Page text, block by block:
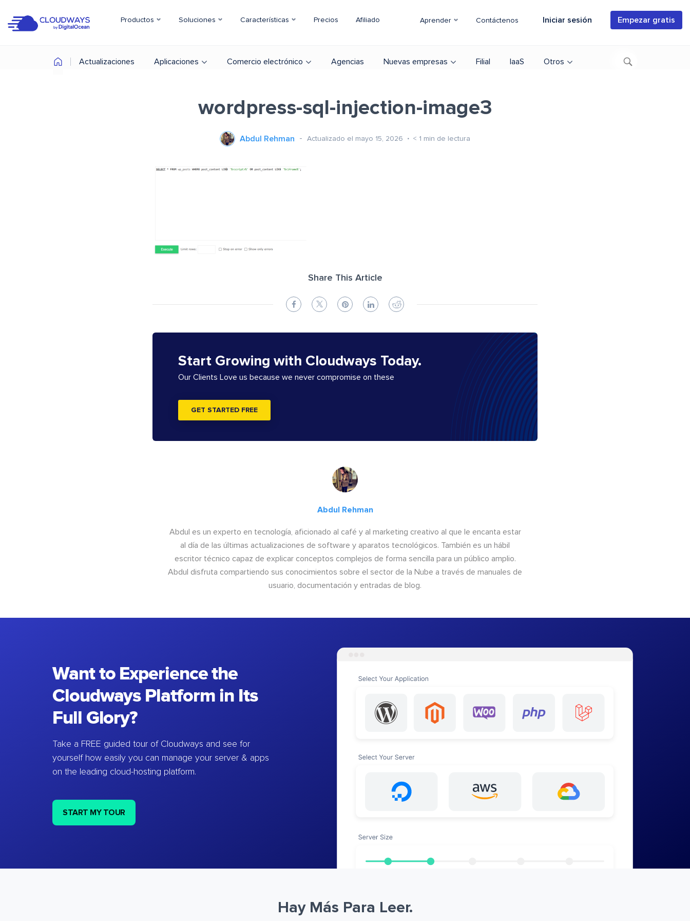
Productos Soluciones Características Precios Afiliado Aprender Contáctenos Iniciar sesión Empezar gratis
Actualizaciones Aplicaciones Comercio electrónico Agencias Nuevas empresas Filial IaaS Otros
wordpress-sql-injection-image3
Abdul Rehman Actualizado el mayo 15, 2026 < 1 min de lectura
Share This Article
Start Growing with Cloudways Today.
Our Clients Love us because we never compromise on these
GET STARTED FREE
Abdul Rehman
Abdul es un experto en tecnología, aficionado al café y al marketing creativo al que le encanta estar
al día de las últimas actualizaciones de software y aparatos tecnológicos. También es un hábil
escritor técnico capaz de explicar conceptos complejos de forma sencilla para un público amplio.
Abdul disfruta compartiendo sus conocimientos sobre el sector de la Nube a través de manuales de
usuario, documentación y entradas de blog.
Want to Experience the
Cloudways Platform in Its
Full Glory?
Take a FREE guided tour of Cloudways and see for
yourself how easily you can manage your server & apps
on the leading cloud-hosting platform.
START MY TOUR
Hay Más Para Leer.